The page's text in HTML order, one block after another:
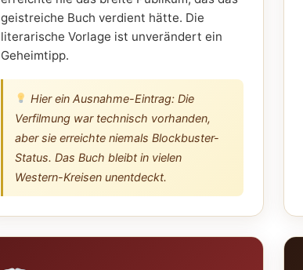
geistreiche Buch verdient hätte. Die
literarische Vorlage ist unverändert ein
Geheimtipp.
Hier ein Ausnahme-Eintrag: Die
Verfilmung war technisch vorhanden,
aber sie erreichte niemals Blockbuster-
Status. Das Buch bleibt in vielen
Western-Kreisen unentdeckt.